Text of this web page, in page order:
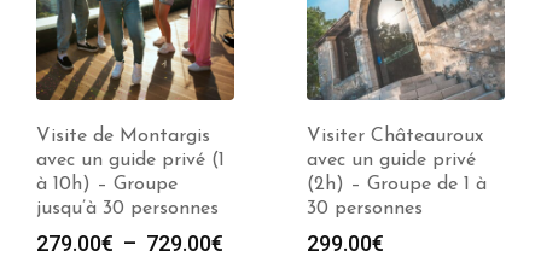
Visiter Châteauroux
avec un guide privé
(2h) – Groupe de 1 à
30 personnes
299.00€
Visiter Loches avec un
guide privé (2h) –
Groupe de 1 à 30
personnes
299.00€